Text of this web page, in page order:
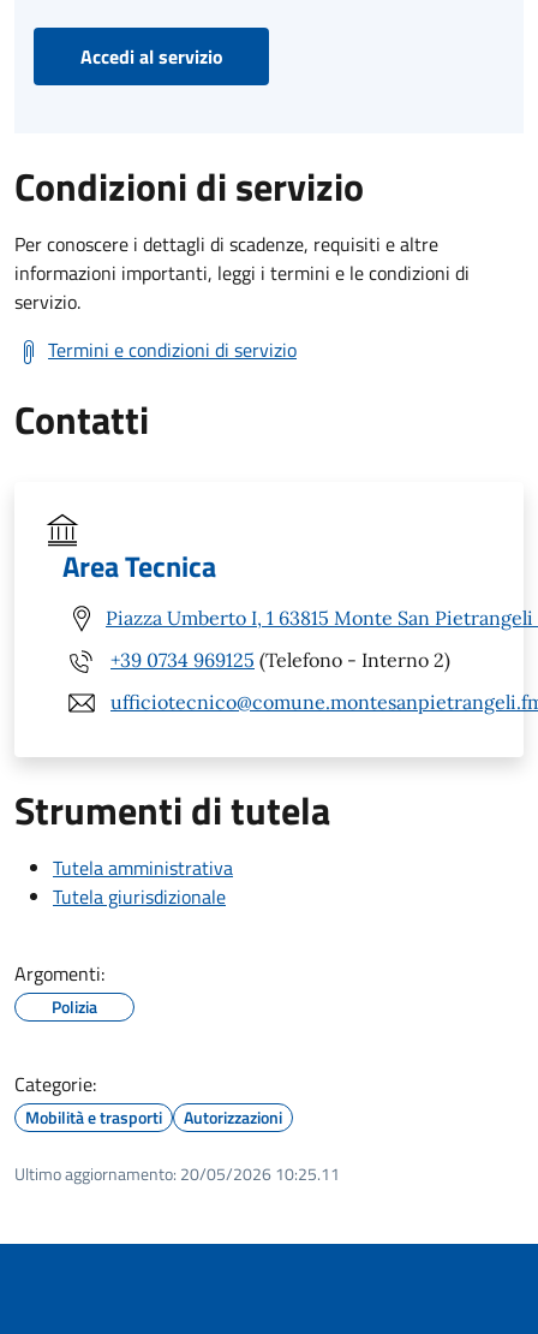
Accedi al servizio
Condizioni di servizio
Per conoscere i dettagli di scadenze, requisiti e altre
informazioni importanti, leggi i termini e le condizioni di
servizio.
Termini e condizioni di servizio
Contatti
Area Tecnica
Piazza Umberto I, 1 63815 Monte San Pietrangeli
+39 0734 969125 (Telefono - Interno 2)
Strumenti di tutela
Tutela amministrativa
Tutela giurisdizionale
Argomenti:
Polizia
Categorie:
Mobilità e trasporti Autorizzazioni
Ultimo aggiornamento: 20/05/2026 10:25.11